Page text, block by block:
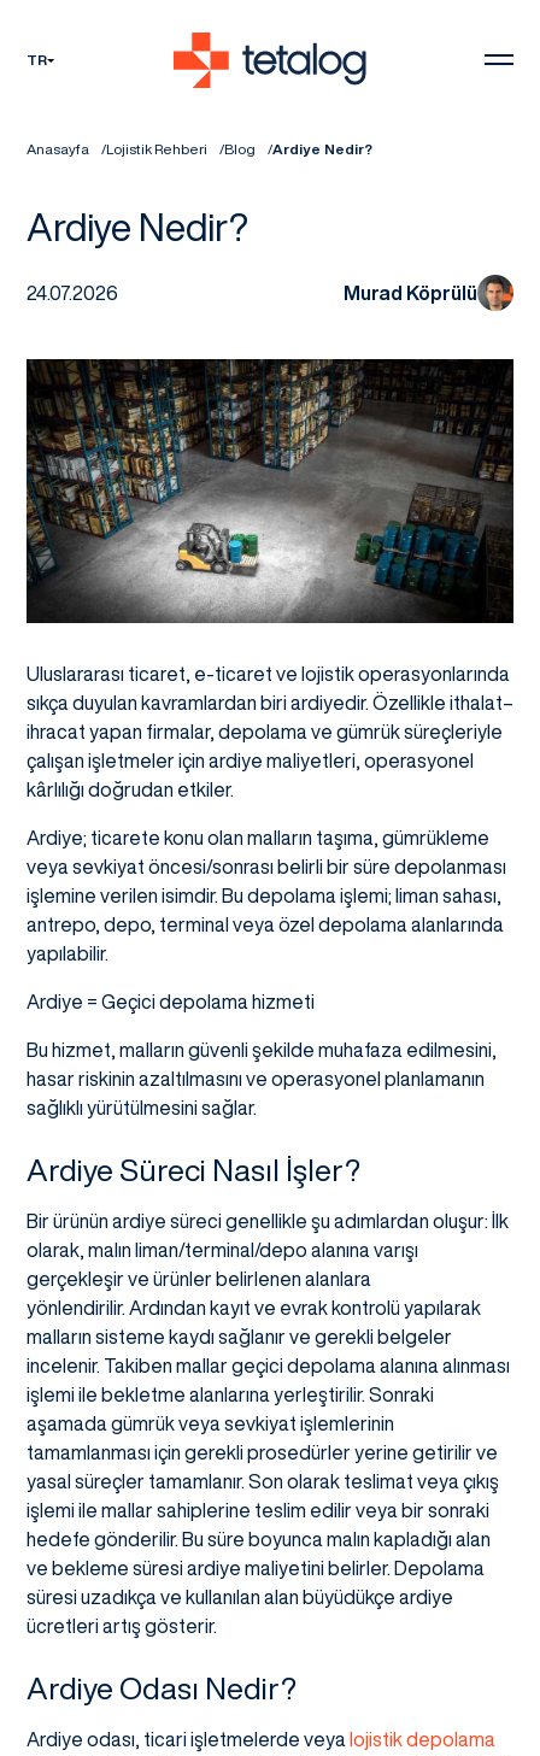
TR
Anasayfa Lojistik Rehberi Blog Ardiye Nedir?
Ardiye Nedir?
24.07.2026 Murad Köprülü
Uluslararası ticaret, e-ticaret ve lojistik operasyonlarında
sıkça duyulan kavramlardan biri ardiyedir. Özellikle ithalat–
ihracat yapan firmalar, depolama ve gümrük süreçleriyle
çalışan işletmeler için ardiye maliyetleri, operasyonel
kârlılığı doğrudan etkiler.
Ardiye; ticarete konu olan malların taşıma, gümrükleme
veya sevkiyat öncesi/sonrası belirli bir süre depolanması
işlemine verilen isimdir. Bu depolama işlemi; liman sahası,
antrepo, depo, terminal veya özel depolama alanlarında
yapılabilir.
Ardiye = Geçici depolama hizmeti
Bu hizmet, malların güvenli şekilde muhafaza edilmesini,
hasar riskinin azaltılmasını ve operasyonel planlamanın
sağlıklı yürütülmesini sağlar.
Ardiye Süreci Nasıl İşler?
Bir ürünün ardiye süreci genellikle şu adımlardan oluşur: İlk
olarak, malın liman/terminal/depo alanına varışı
gerçekleşir ve ürünler belirlenen alanlara
yönlendirilir. Ardından kayıt ve evrak kontrolü yapılarak
malların sisteme kaydı sağlanır ve gerekli belgeler
incelenir. Takiben mallar geçici depolama alanına alınması
işlemi ile bekletme alanlarına yerleştirilir. Sonraki
aşamada gümrük veya sevkiyat işlemlerinin
tamamlanması için gerekli prosedürler yerine getirilir ve
yasal süreçler tamamlanır. Son olarak teslimat veya çıkış
işlemi ile mallar sahiplerine teslim edilir veya bir sonraki
hedefe gönderilir. Bu süre boyunca malın kapladığı alan
ve bekleme süresi ardiye maliyetini belirler. Depolama
süresi uzadıkça ve kullanılan alan büyüdükçe ardiye
ücretleri artış gösterir.
Ardiye Odası Nedir?
Ardiye odası, ticari işletmelerde veya lojistik depolama